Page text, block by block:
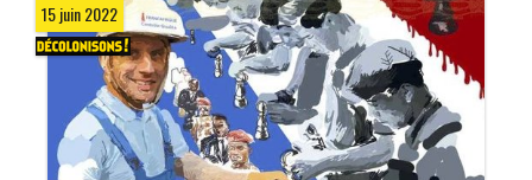
15 juin 2022